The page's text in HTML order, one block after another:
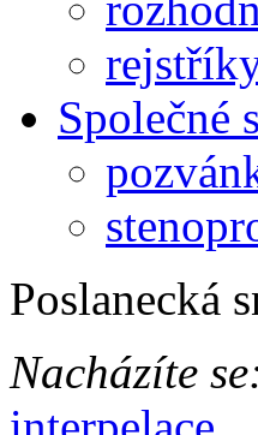
Společné
Poslanecká
Nacházíte